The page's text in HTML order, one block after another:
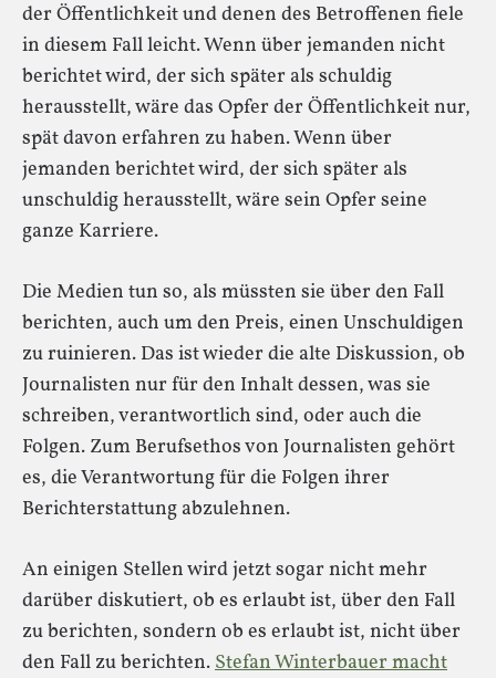
der Öffentlichkeit und denen des Betroffenen fiele
in diesem Fall leicht. Wenn über jemanden nicht
berichtet wird, der sich später als schuldig
herausstellt, wäre das Opfer der Öffentlichkeit nur,
spät davon erfahren zu haben. Wenn über
jemanden berichtet wird, der sich später als
unschuldig herausstellt, wäre sein Opfer seine
ganze Karriere.
Die Medien tun so, als müssten sie über den Fall
berichten, auch um den Preis, einen Unschuldigen
zu ruinieren. Das ist wieder die alte Diskussion, ob
Journalisten nur für den Inhalt dessen, was sie
schreiben, verantwortlich sind, oder auch die
Folgen. Zum Berufsethos von Journalisten gehört
es, die Verantwortung für die Folgen ihrer
Berichterstattung abzulehnen.
An einigen Stellen wird jetzt sogar nicht mehr
darüber diskutiert, ob es erlaubt ist, über den Fall
zu berichten, sondern ob es erlaubt ist, nicht über
den Fall zu berichten.Stefan Winterbauer macht